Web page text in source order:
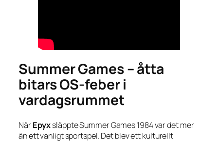
Summer Games – åtta
bitars OS-feber i
vardagsrummet
NärEpyxsläppteSummer Games1984 var det mer
än ett vanligt sportspel. Det blev ett kulturellt